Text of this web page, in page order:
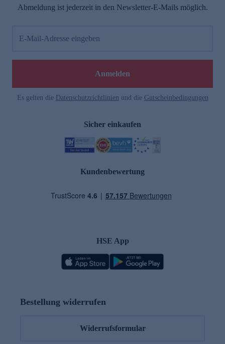
Abmeldung ist jederzeit in den Newsletter-E-Mails möglich.
E-Mail-Adresse eingeben
Anmelden
Es gelten die Datenschutzrichtlinien und die Gutscheinbedingungen
Sicher einkaufen
Kundenbewertung
HSE App
Bestellung widerrufen
Widerrufsformular